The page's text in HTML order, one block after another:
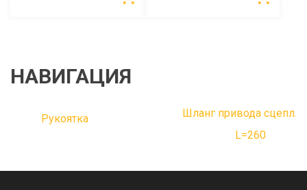
НАВИГАЦИЯ
Рукоятка
Шланг привода сцепл.
L=260